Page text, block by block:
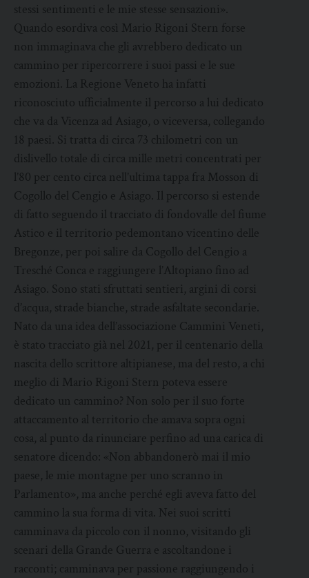
stessi sentimenti e le mie stesse sensazioni».
Quando esordiva così Mario Rigoni Stern forse
non immaginava che gli avrebbero dedicato un
cammino per ripercorrere i suoi passi e le sue
emozioni. La Regione Veneto ha infatti
riconosciuto ufficialmente il percorso a lui dedicato
che va da Vicenza ad Asiago, o viceversa, collegando
18 paesi. Si tratta di circa 73 chilometri con un
dislivello totale di circa mille metri concentrati per
l’80 per cento circa nell’ultima tappa fra Mosson di
Cogollo del Cengio e Asiago. Il percorso si estende
di fatto seguendo il tracciato di fondovalle del fiume
Astico e il territorio pedemontano vicentino delle
Bregonze, per poi salire da Cogollo del Cengio a
Tresché Conca e raggiungere l’Altopiano fino ad
Asiago. Sono stati sfruttati sentieri, argini di corsi
d’acqua, strade bianche, strade asfaltate secondarie.
Nato da una idea dell’associazione Cammini Veneti,
è stato tracciato già nel 2021, per il centenario della
nascita dello scrittore altipianese, ma del resto, a chi
meglio di Mario Rigoni Stern poteva essere
dedicato un cammino? Non solo per il suo forte
attaccamento al territorio che amava sopra ogni
cosa, al punto da rinunciare perfino ad una carica di
senatore dicendo: «Non abbandonerò mai il mio
paese, le mie montagne per uno scranno in
Parlamento», ma anche perché egli aveva fatto del
cammino la sua forma di vita. Nei suoi scritti
camminava da piccolo con il nonno, visitando gli
scenari della Grande Guerra e ascoltandone i
racconti; camminava per passione raggiungendo i